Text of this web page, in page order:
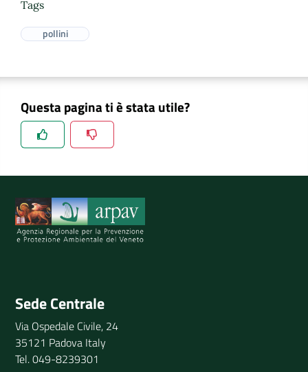
Tags
pollini
Questa pagina ti è stata utile?
Spiegaci perchè, e aiutaci a migliorare il servizio
Sede Centrale
Via Ospedale Civile, 24
35121 Padova Italy
Tel. 049-8239301